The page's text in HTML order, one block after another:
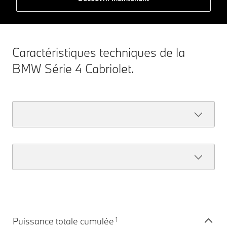
Caractéristiques techniques de la
BMW Série 4 Cabriolet.
Puissance totale cumulée 1